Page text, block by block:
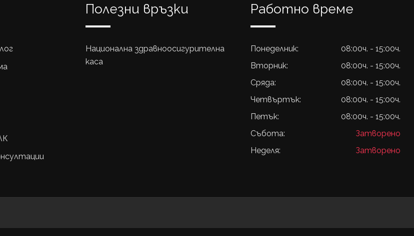
Полезни връзки
Национална здравноосигурителна
каса
Работно време
Понеделник:
08:00ч. - 15:00ч.
Вторник:
08:00ч. - 15:00ч.
Сряда:
08:00ч. - 15:00ч.
Четвъртък:
08:00ч. - 15:00ч.
Петък:
08:00ч. - 15:00ч.
Събота:
Затворено
Неделя:
Затворено